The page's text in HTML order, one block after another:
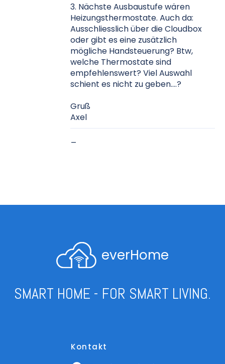
3. Nächste Ausbaustufe wären
Heizungsthermostate. Auch da:
Ausschliesslich über die Cloudbox
oder gibt es eine zusätzlich
mögliche Handsteuerung? Btw,
welche Thermostate sind
empfehlenswert? Viel Auswahl
schient es nicht zu geben....?
Gruß
Axel
everHome
SMART HOME - FOR SMART LIVING.
Kontakt